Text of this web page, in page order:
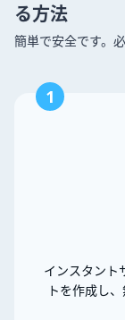
る方法
簡単で安全です。
1
インスタント
トを作成し